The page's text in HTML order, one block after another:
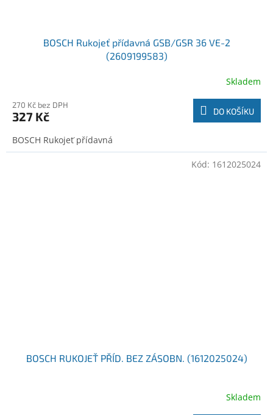
BOSCH Rukojeť přídavná GSB/GSR 36 VE-2
(2609199583)
Skladem
270 Kč bez DPH
327 Kč DO KOŠÍKU
BOSCH Rukojeť přídavná
BOSCH RUKOJEŤ PŘÍD. BEZ ZÁSOBN. (1612025024)
Skladem
Kód: 1612025024